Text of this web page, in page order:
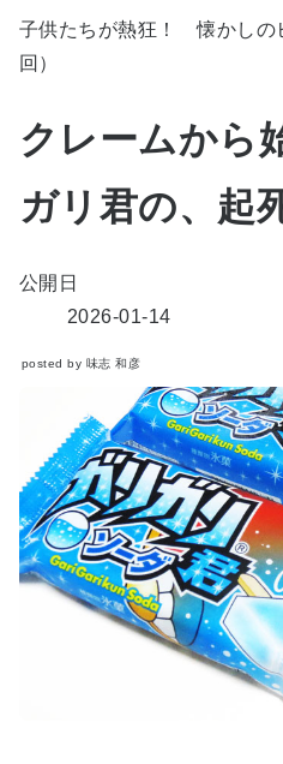
子供たちが熱狂！ 懐かしの
回）
クレームから
ガリ君の、起
公開日
2026-01-14
posted by 味志 和彦